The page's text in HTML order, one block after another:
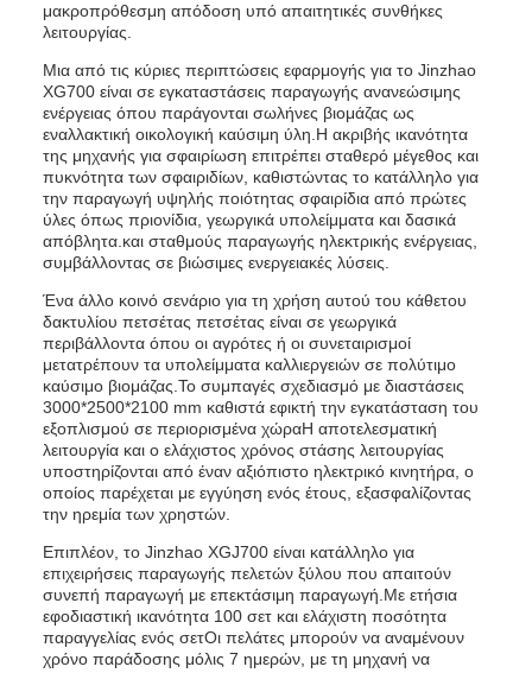
μακροπρόθεσμη απόδοση υπό απαιτητικές συνθήκες
λειτουργίας.
Μια από τις κύριες περιπτώσεις εφαρμογής για το Jinzhao
XG700 είναι σε εγκαταστάσεις παραγωγής ανανεώσιμης
ενέργειας όπου παράγονται σωλήνες βιομάζας ως
εναλλακτική οικολογική καύσιμη ύλη.Η ακριβής ικανότητα
της μηχανής για σφαιρίωση επιτρέπει σταθερό μέγεθος και
πυκνότητα των σφαιριδίων, καθιστώντας το κατάλληλο για
την παραγωγή υψηλής ποιότητας σφαιρίδια από πρώτες
ύλες όπως πριονίδια, γεωργικά υπολείμματα και δασικά
απόβλητα.και σταθμούς παραγωγής ηλεκτρικής ενέργειας,
συμβάλλοντας σε βιώσιμες ενεργειακές λύσεις.
Ένα άλλο κοινό σενάριο για τη χρήση αυτού του κάθετου
δακτυλίου πετσέτας πετσέτας είναι σε γεωργικά
περιβάλλοντα όπου οι αγρότες ή οι συνεταιρισμοί
μετατρέπουν τα υπολείμματα καλλιεργειών σε πολύτιμο
καύσιμο βιομάζας.Το συμπαγές σχεδιασμό με διαστάσεις
3000*2500*2100 mm καθιστά εφικτή την εγκατάσταση του
εξοπλισμού σε περιορισμένα χώραΗ αποτελεσματική
λειτουργία και ο ελάχιστος χρόνος στάσης λειτουργίας
υποστηρίζονται από έναν αξιόπιστο ηλεκτρικό κινητήρα, ο
οποίος παρέχεται με εγγύηση ενός έτους, εξασφαλίζοντας
την ηρεμία των χρηστών.
Επιπλέον, το Jinzhao XGJ700 είναι κατάλληλο για
επιχειρήσεις παραγωγής πελετών ξύλου που απαιτούν
συνεπή παραγωγή με επεκτάσιμη παραγωγή.Με ετήσια
εφοδιαστική ικανότητα 100 σετ και ελάχιστη ποσότητα
παραγγελίας ενός σετΟι πελάτες μπορούν να αναμένουν
χρόνο παράδοσης μόλις 7 ημερών, με τη μηχανή να